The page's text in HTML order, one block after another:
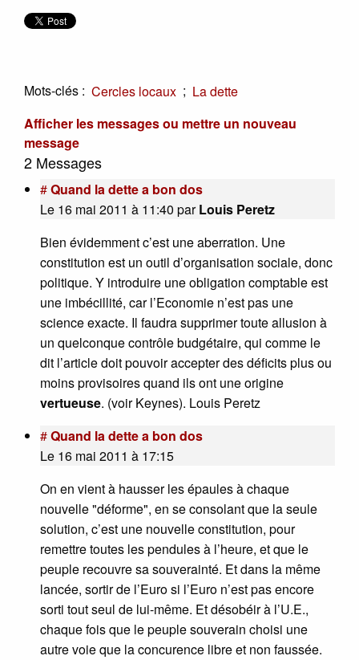
Mots-clés : Cercles locaux ; La dette
Afficher les messages ou mettre un nouveau
message
2 Messages
#Quand la dette a bon dos
Le 16 mai 2011 à 11:40 parLouis Peretz
Bien évidemment c’est une aberration. Une
constitution est un outil d’organisation sociale, donc
politique. Y introduire une obligation comptable est
une imbécillité, car l’Economie n’est pas une
science exacte. Il faudra supprimer toute allusion à
un quelconque contrôle budgétaire, qui comme le
dit l’article doit pouvoir accepter des déficits plus ou
moins provisoires quand ils ont une origine
vertueuse. (voir Keynes). Louis Peretz
#Quand la dette a bon dos
Le 16 mai 2011 à 17:15
On en vient à hausser les épaules à chaque
nouvelle "déforme", en se consolant que la seule
solution, c’est une nouvelle constitution, pour
remettre toutes les pendules à l’heure, et que le
peuple recouvre sa souverainté. Et dans la même
lancée, sortir de l’Euro si l’Euro n’est pas encore
sorti tout seul de lui-même. Et désobéir à l’U.E.,
chaque fois que le peuple souverain choisi une
autre voie que la concurence libre et non faussée.